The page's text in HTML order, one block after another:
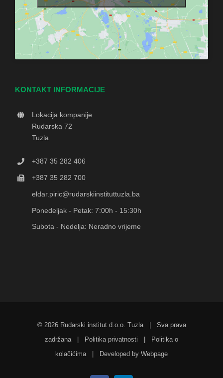
KONTAKT INFORMACIJE
Lokacija kompanije
Rudarska 72
Tuzla
+387 35 282 406
+387 35 282 700
eldar.piric@rudarskiinstituttuzla.ba
Ponedeljak - Petak: 7:00h - 15:30h
Subota - Nedelja: Neradno vrijeme
© 2026 Rudarski institut d.o.o. Tuzla | Sva prava
zadržana |
Politika privatnosti
Politika o
kolačićima| Developed by Webpage